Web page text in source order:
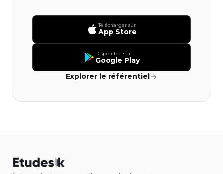
Télécharger sur
App Store
Disponible sur
Google Play
Explorer le référentiel